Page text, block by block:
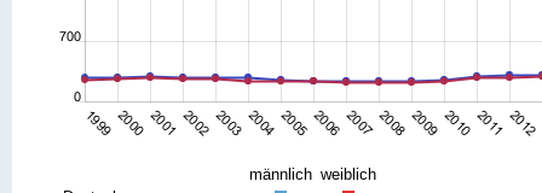
männlich weiblich